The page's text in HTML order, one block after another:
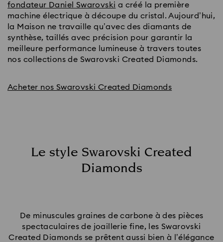
fondateur Daniel Swarovski a créé la première
machine électrique à découpe du cristal. Aujourd’hui,
la Maison ne travaille qu’avec des diamants de
synthèse, taillés avec précision pour garantir la
meilleure performance lumineuse à travers toutes
nos collections de Swarovski Created Diamonds.
Acheter nos Swarovski Created Diamonds
Le style Swarovski Created
Diamonds
De minuscules graines de carbone à des pièces
spectaculaires de joaillerie fine, les Swarovski
Created Diamonds se prêtent aussi bien à l’élégance